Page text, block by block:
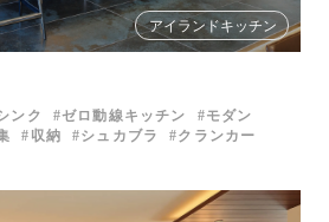
アイランドキッチン
ンク ゼロ動線キッチン
モダン
収納 シュカブラ クランカー